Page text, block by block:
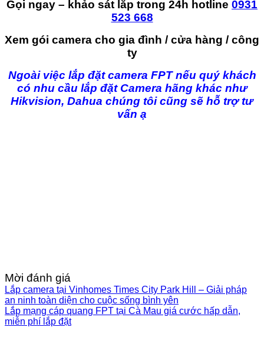
Gọi ngay – khảo sát lắp trong 24h hotline 0931
523 668
Xem gói camera cho gia đình / cửa hàng / công
ty
Ngoài việc lắp đặt camera FPT nếu quý khách
có nhu cầu lắp đặt Camera hãng khác như
Hikvision, Dahua chúng tôi cũng sẽ hỗ trợ tư
vấn ạ
Mời đánh giá
Lắp camera tại Vinhomes Times City Park Hill – Giải pháp
an ninh toàn diện cho cuộc sống bình yên
Lắp mạng cáp quang FPT tại Cà Mau giá cước hấp dẫn,
miễn phí lắp đặt